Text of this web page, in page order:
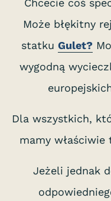
Chcecie coś
Może błękitny
statku Gulet?
wygodną
Dla wszystkich,
mamy
Jeżeli jednak